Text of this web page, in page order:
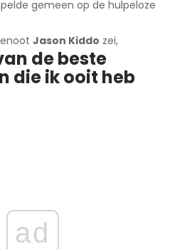
gemeen op de hulpeloze
Jason Kiddo zei,
de beste
die ik ooit heb
ad